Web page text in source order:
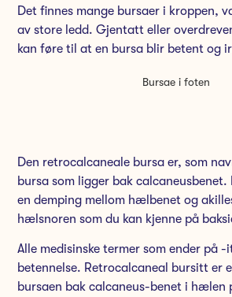
Det finnes mange bursaer i kroppen,
av store ledd. Gjentatt eller
kan føre til at en bursa blir betent og
Bursae i foten
Den retrocalcaneale bursa er, som
bursa som ligger bak calcaneusbenet.
en demping mellom hælbenet og
hælsnoren som du kan kjenne på
Alle medisinske termer som ender på
betennelse. Retrocalcaneal bursitt er
bursaen bak calcaneus-benet i hælen